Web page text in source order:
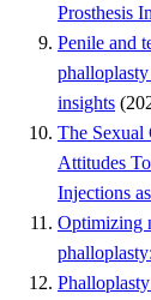
Prosthesis
Penile and
insights
The Sexual
Attitudes
Injections
Optimizing